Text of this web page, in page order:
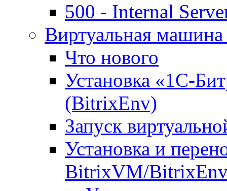
500 - Internal
Виртуальная
Что нового
Установка «1С-
(BitrixEnv)
Запуск
Установка и
BitrixVM/